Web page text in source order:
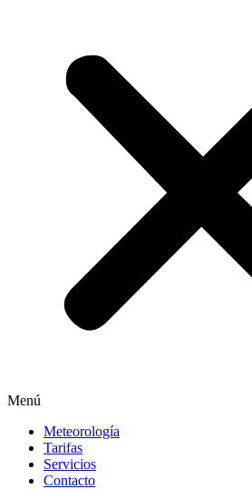
Menú
Meteorología
Tarifas
Servicios
Contacto